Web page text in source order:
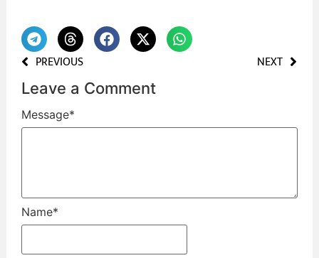
PREVIOUS NEXT
Leave a Comment
Message*
Name*